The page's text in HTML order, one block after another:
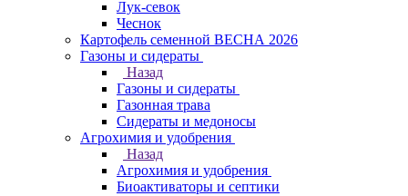
Лук-севок
Чеснок
Картофель семенной ВЕСНА 2026
Газоны и сидераты
Назад
Газоны и сидераты
Газонная трава
Сидераты и медоносы
Агрохимия и удобрения
Назад
Агрохимия и удобрения
Биоактиваторы и септики